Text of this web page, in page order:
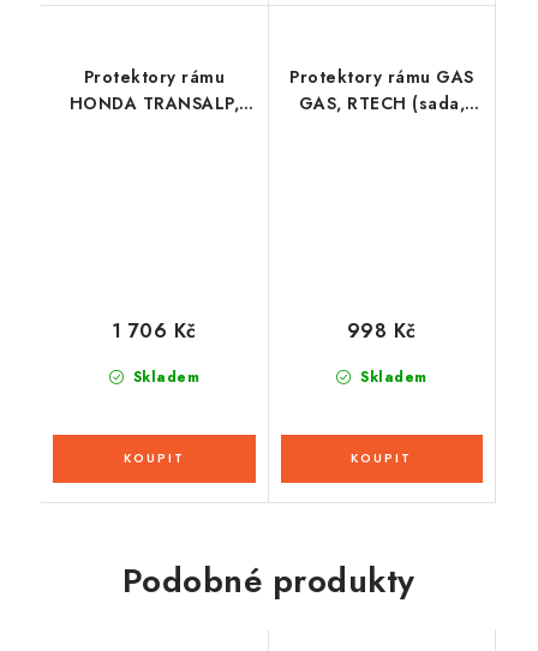
Protektory rámu
HONDA TRANSALP,
Skladem
1 706 Kč
Protektory rámu GAS
GAS, RTECH (sada,
Skladem
998 Kč
Podobné produkty